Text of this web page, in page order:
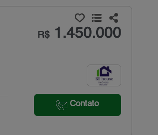
R$1.450.000
Contato